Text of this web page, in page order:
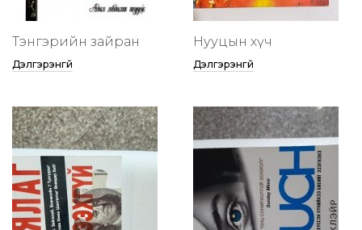
Тэнгэрийн зайран
Дэлгэрэнгүй
Нууцын хүч
Дэлгэрэнгүй